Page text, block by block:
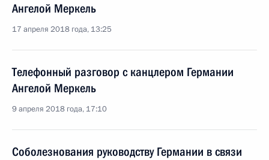
Ангелой Меркель
17 апреля 2018 года, 13:25
Телефонный разговор с канцлером Германии
Ангелой Меркель
9 апреля 2018 года, 17:10
Соболезнования руководству Германии в связи